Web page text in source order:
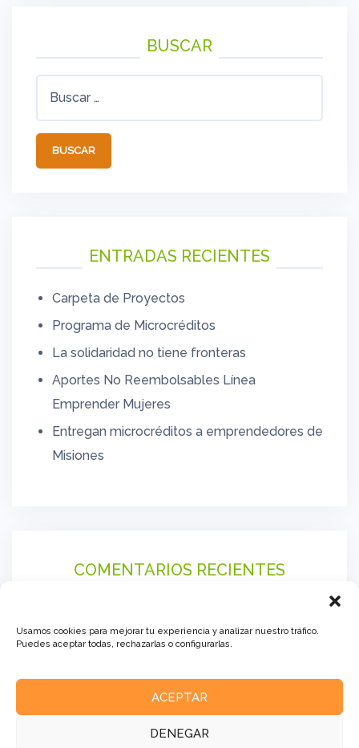
Usamos cookies para mejorar tu experiencia y analizar nuestro tráfico.
Puedes aceptar todas, rechazarlas o configurarlas.
ACEPTAR
DENEGAR
BUSCAR
ENTRADAS RECIENTES
Carpeta de Proyectos
Programa de Microcréditos
La solidaridad no tiene fronteras
Aportes No Reembolsables Línea
Emprender Mujeres
Entregan microcréditos a emprendedores de
Misiones
COMENTARIOS RECIENTES